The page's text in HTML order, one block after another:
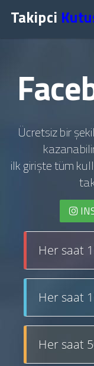
Takipci
Ücretsiz bir
ilk girişte tüm
Her saat
Her saat
Her saat